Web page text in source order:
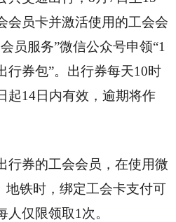
会员卡并激活使用的工会会
员服务”微信公众号申领“1
行券包”。出行券每天10时
起14日内有效，逾期将作
行券的工会会员，在使用微
地铁时，绑定工会卡支付可
仅限领取1次。